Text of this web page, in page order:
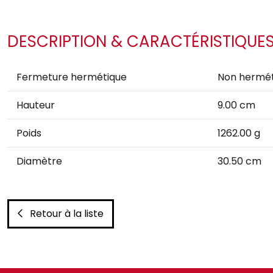
DESCRIPTION &
Fermeture hermétique
Non
Hauteur
9.00 cm
Poids
1262.00 g
Diamètre
30.50 cm
Retour à la liste